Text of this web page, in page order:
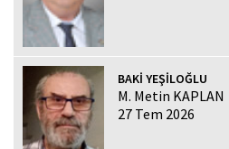
BAKİ YEŞİLOĞLU
M. Metin KAPLAN
27 Tem 2026